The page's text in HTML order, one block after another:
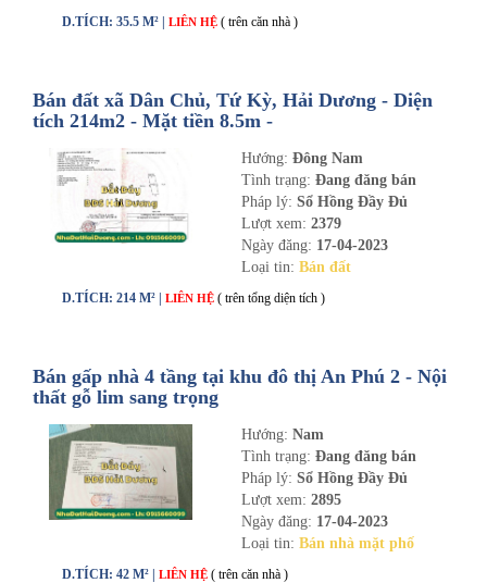
D.TÍCH: 35.5 M² | LIÊN HỆ ( trên căn nhà )
Bán đất xã Dân Chủ, Tứ Kỳ, Hải Dương - Diện
tích 214m2 - Mặt tiền 8.5m -
Hướng: Đông Nam
Tình trạng: Đang đăng bán
Pháp lý: Sổ Hồng Đầy Đủ
Lượt xem: 2379
Ngày đăng: 17-04-2023
Loại tin: Bán đất
D.TÍCH: 214 M² | LIÊN HỆ ( trên tổng diện tích )
Bán gấp nhà 4 tầng tại khu đô thị An Phú 2 - Nội
thất gỗ lim sang trọng
Hướng: Nam
Tình trạng: Đang đăng bán
Pháp lý: Sổ Hồng Đầy Đủ
Lượt xem: 2895
Ngày đăng: 17-04-2023
Loại tin: Bán nhà mặt phố
D.TÍCH: 42 M² | LIÊN HỆ ( trên căn nhà )